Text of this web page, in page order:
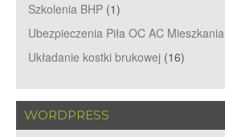
Szkolenia BHP (1)
Ubezpieczenia Piła OC AC Mieszkania
Układanie kostki brukowej (16)
WORDPRESS